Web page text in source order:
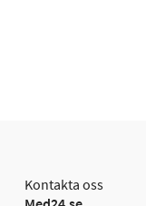
Kontakta oss